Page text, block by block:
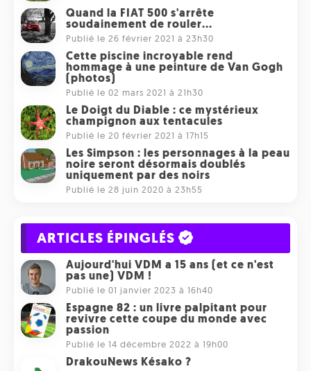
Quand la FIAT 500 s'arrête
soudainement de rouler...
Publié le 26 février 2021 à 23h30
Cette piscine incroyable rend
hommage à une peinture de Van Gogh
(photos)
Publié le 02 mars 2021 à 21h30
Le Doigt du Diable : ce mystérieux
champignon aux tentacules
Publié le 20 février 2021 à 17h15
Les Simpson : les personnages à la peau
noire seront désormais doublés
uniquement par des noirs
Publié le 28 juin 2020 à 23h55
ARTICLES ÉPINGLÉS
Aujourd'hui VDM a 15 ans (et ce n'est
pas une) VDM !
Publié le 01 janvier 2023 à 16h40
Espagne 82 : un livre palpitant pour
revivre cette coupe du monde avec
passion
Publié le 14 décembre 2022 à 19h00
DrakouNews Késako ?